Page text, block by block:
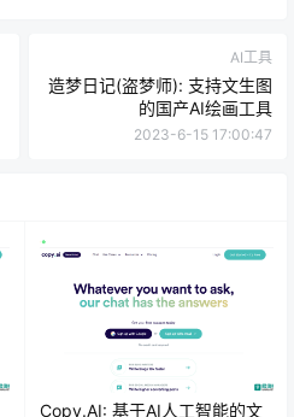
AI工具
造梦日记(盗梦师): 支持文生图
的国产AI绘画工具
2023-6-15 17:00:47
Copy.AI: 基于AI人工智能的文